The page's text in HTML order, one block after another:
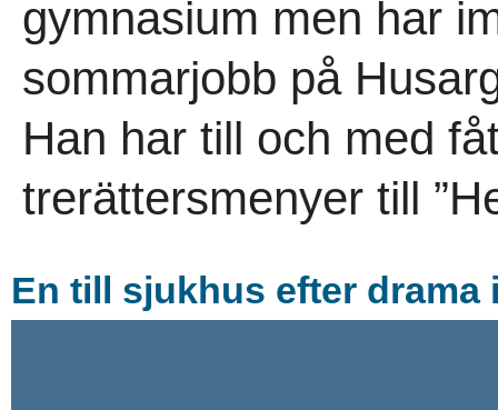
gymnasium men har
sommarjobb på
Han har till och med
trerättersmenyer till
En till sjukhus efter drama